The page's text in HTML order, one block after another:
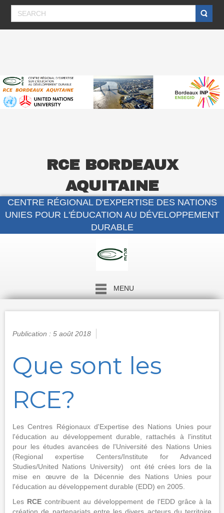
RCE BORDEAUX
AQUITAINE
CENTRE RÉGIONAL D'EXPERTISE DES NATIONS
UNIES POUR L'ÉDUCATION AU DÉVELOPPEMENT
DURABLE
MENU
Publication : 5 août 2018
Que sont les
RCE?
Les Centres Régionaux d'Expertise des Nations Unies pour
l'éducation au développement durable, rattachés à l'institut
pour les études avancées de l'Université des Nations Unies
(Regional expertise Centers/Institute for Advanced
Studies/United Nations University) ont été crées lors de la
mise en œuvre de la Décennie des Nations Unies pour
l'éducation au développement durable (EDD) en 2005.
Les RCE contribuent au développement de l'EDD grâce à la